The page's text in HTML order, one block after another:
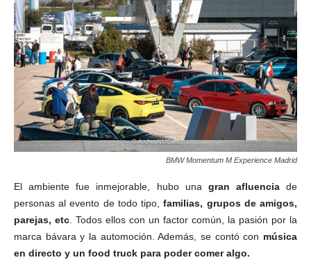
BMW Momentum M Experience Madrid
El ambiente fue inmejorable, hubo una gran afluenciade
personas al evento de todo tipo, familias, grupos de amigos,
parejas, etc . Todos ellos con un factor común, la pasión por la
marca bávara y la automoción. Además, se contó con música
en directo y un food truck para poder comer algo.